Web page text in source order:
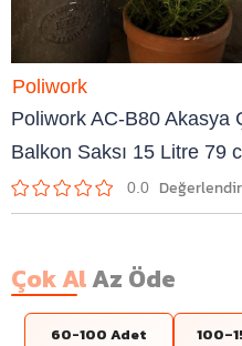
Poliwork AC-B80 Akasya
Balkon Saksı 15 Litre 79
0.0
Poliwork
Çok AlAz Öde
60-100 Adet